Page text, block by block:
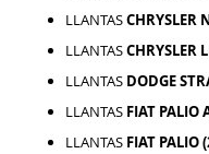
LLANTASCHRYSLER
LLANTASCHRYSLER
LLANTAS DODGE
LLANTAS FIAT PALIO
LLANTAS FIAT PALIO